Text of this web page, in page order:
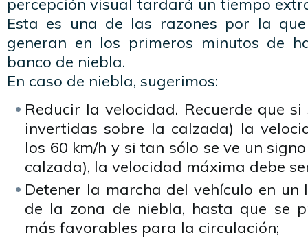
percepción visual tardará un tiempo
Esta es una de las razones por la
generan en los primeros minutos de
banco de niebla.
En caso de niebla, sugerimos:
Reducir la velocidad. Recuerde que
invertidas sobre la calzada) la
los 60 km/h y si tan sólo se ve un
calzada), la velocidad máxima debe
Detener la marcha del vehículo en un
de la zona de niebla, hasta que se
más favorables para la circulación;